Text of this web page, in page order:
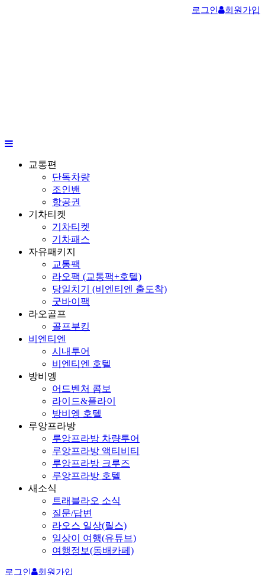
로그인 회원가입
교통편
단독차량
조인밴
항공권
기차티켓
기차티켓
기차패스
자유패키지
교통팩
라오팩 (교통팩+호텔)
당일치기 (비엔티엔 출도착)
굿바이팩
라오골프
골프부킹
비엔티엔
시내투어
비엔티엔 호텔
방비엥
어드벤처 콤보
라이드&플라이
방비엥 호텔
루앙프라방
루앙프라방 차량투어
루앙프라방 액티비티
루앙프라방 크루즈
루앙프라방 호텔
새소식
트래블라오 소식
질문/답변
라오스 일상(릴스)
일상이 여행(유튜브)
여행정보(동배카페)
로그인 회원가입